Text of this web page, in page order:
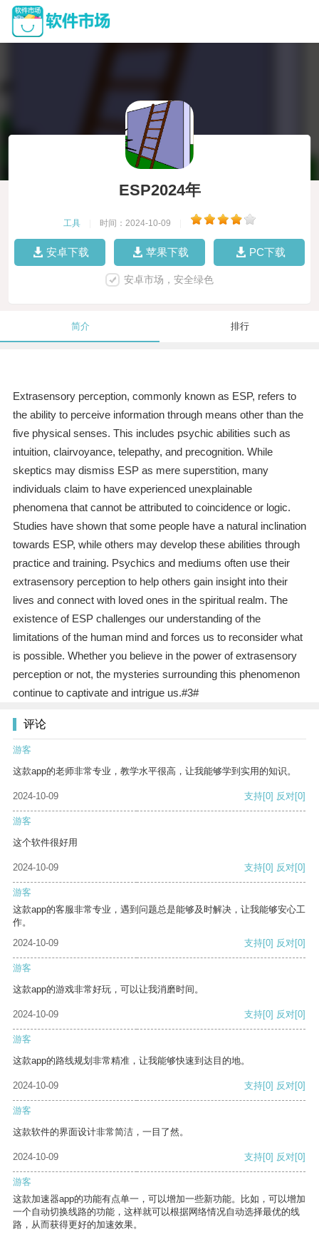
ESP2024年
工具 时间：2024-10-09
安卓下载 苹果下载 PC下载
安卓市场，安全绿色
简介 排行
Extrasensory perception, commonly known as ESP, refers to
the ability to perceive information through means other than the
five physical senses. This includes psychic abilities such as
intuition, clairvoyance, telepathy, and precognition. While
skeptics may dismiss ESP as mere superstition, many
individuals claim to have experienced unexplainable
phenomena that cannot be attributed to coincidence or logic.
Studies have shown that some people have a natural inclination
towards ESP, while others may develop these abilities through
practice and training. Psychics and mediums often use their
extrasensory perception to help others gain insight into their
lives and connect with loved ones in the spiritual realm. The
existence of ESP challenges our understanding of the
limitations of the human mind and forces us to reconsider what
is possible. Whether you believe in the power of extrasensory
perception or not, the mysteries surrounding this phenomenon
continue to captivate and intrigue us.#3#
评论
游客
这款app的老师非常专业，教学水平很高，让我能够学到实用的知识。
2024-10-09 支持[0] 反对[0]
游客
这个软件很好用
2024-10-09 支持[0] 反对[0]
游客
这款app的客服非常专业，遇到问题总是能够及时解决，让我能够安心工
作。
2024-10-09
支持[0] 反对[0]
游客
这款app的游戏非常好玩，可以让我消磨时间。
2024-10-09 支持[0] 反对[0]
游客
这款app的路线规划非常精准，让我能够快速到达目的地。
2024-10-09 支持[0] 反对[0]
游客
这款软件的界面设计非常简洁，一目了然。
2024-10-09 支持[0] 反对[0]
游客
这款加速器app的功能有点单一，可以增加一些新功能。比如，可以增加
一个自动切换线路的功能，这样就可以根据网络情况自动选择最优的线
路，从而获得更好的加速效果。